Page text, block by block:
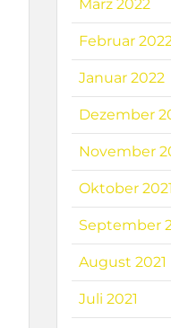
März 2022
Februar 2022
Januar 2022
Dezember
November
Oktober 2021
September
August 2021
Juli 2021